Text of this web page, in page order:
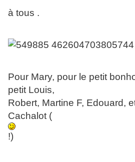
à tous .
Pour Mary, pour le petit
petit Louis,
Robert, Martine F, Edouard,
Cachalot (
!)